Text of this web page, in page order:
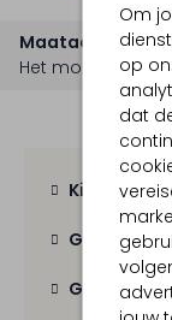
Om
op
dat
Maatadvies
Het model is 1
Kies zelf je
Gratis
Gratis